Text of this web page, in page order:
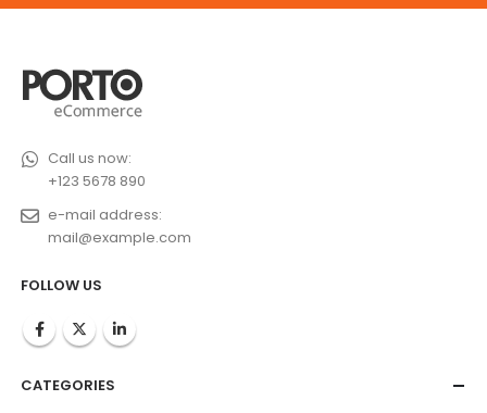
Call us now:
+123 5678 890
e-mail address:
mail@example.com
FOLLOW US
CATEGORIES